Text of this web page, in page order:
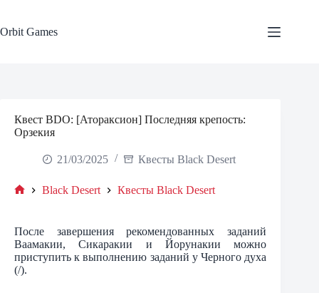
content
Orbit Games
Квест BDO: [Атораксион] Последняя крепость:
Орзекия
21/03/2025 Квесты Black Desert
Black Desert Квесты Black Desert
После завершения рекомендованных заданий
Ваамакии, Сикаракии и Йорунакии можно
приступить к выполнению заданий у Черного духа
(/).